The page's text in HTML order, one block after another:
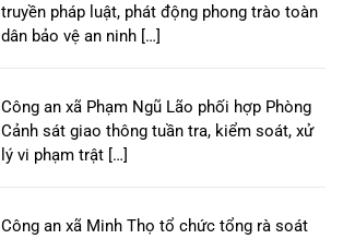
truyền pháp luật, phát động phong trào toàn
dân bảo vệ an ninh […]
Công an xã Phạm Ngũ Lão phối hợp Phòng
Cảnh sát giao thông tuần tra, kiểm soát, xử
lý vi phạm trật […]
Công an xã Minh Thọ tổ chức tổng rà soát